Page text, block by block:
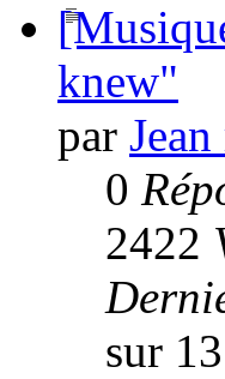
knew"
par
0
2422
sur